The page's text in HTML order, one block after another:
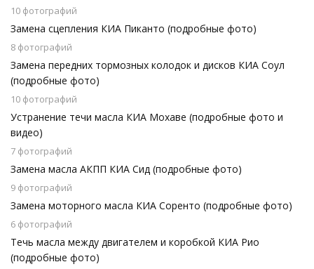
10 фотографий
Замена сцепления КИА Пиканто (подробные фото)
8 фотографий
Замена передних тормозных колодок и дисков КИА Соул
(подробные фото)
10 фотографий
Устранение течи масла КИА Мохаве (подробные фото и
видео)
7 фотографий
Замена масла АКПП КИА Сид (подробные фото)
9 фотографий
Замена моторного масла КИА Соренто (подробные фото)
6 фотографий
Течь масла между двигателем и коробкой КИА Рио
(подробные фото)